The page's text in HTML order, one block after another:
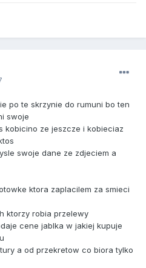
po te skrzynie do rumuni bo ten
swoje
kobicino ze jeszcze i kobieciaz
swoje dane ze zdjeciem a
ktora zaplacilem za smieci
ktorzy robia przelewy
cene jablka w jakiej kupuje
a od przekretow co biora tylko